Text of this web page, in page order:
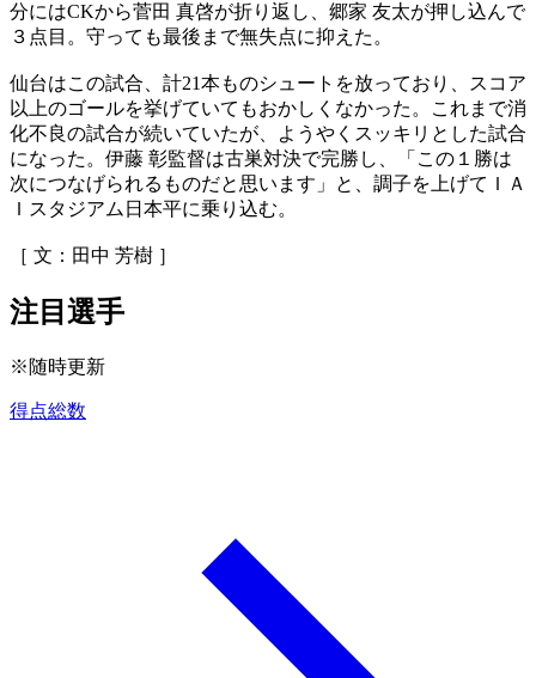
分にはCKから菅田 真啓が折り返し、郷家 友太が押し込んで
３点目。守っても最後まで無失点に抑えた。
仙台はこの試合、計21本ものシュートを放っており、スコア
以上のゴールを挙げていてもおかしくなかった。これまで消
化不良の試合が続いていたが、ようやくスッキリとした試合
になった。伊藤 彰監督は古巣対決で完勝し、「この１勝は
次につなげられるものだと思います」と、調子を上げてＩＡ
Ｉスタジアム日本平に乗り込む。
［ 文：田中 芳樹 ］
注目選手
※随時更新
得点総数